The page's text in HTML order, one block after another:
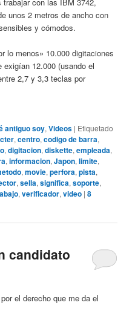
unos 2 metros de ancho con
y cómodos.
lo menos» 10.000 digitaciones
12.000 (usando el
2,7 y 3,3 teclas por
antiguo soy,Videos | Etiquetado
,centro,codigo de barra,
,digitacion,diskette,empleada,
,informacion,Japon,limite,
,movie,perfora,pista,
,sella,significa,soporte,
,verificador,video |8
candidato
el derecho que me da el